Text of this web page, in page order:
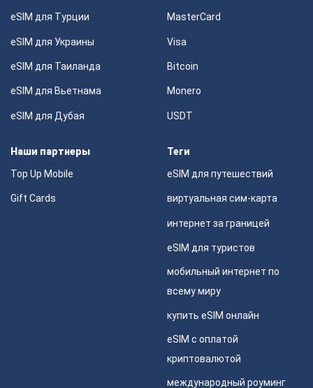
eSIM для Турции
eSIM для Украины
eSIM для Таиланда
eSIM для Вьетнама
eSIM для Дубая
MasterCard
Visa
Bitcoin
Monero
USDT
Наши партнеры
Top Up Mobile
Gift Cards
Теги
eSIM для путешествий
виртуальная сим-карта
интернет за границей
eSIM для туристов
мобильный интернет по
всему миру
купить eSIM онлайн
eSIM с оплатой
криптовалютой
международный роуминг